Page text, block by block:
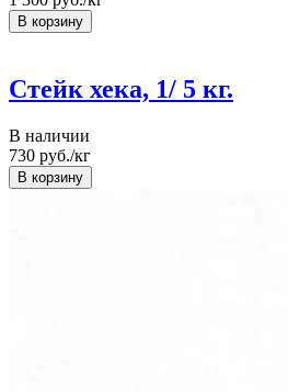
Стейк хека, 1/ 5 кг.
В наличии
730 руб./кг